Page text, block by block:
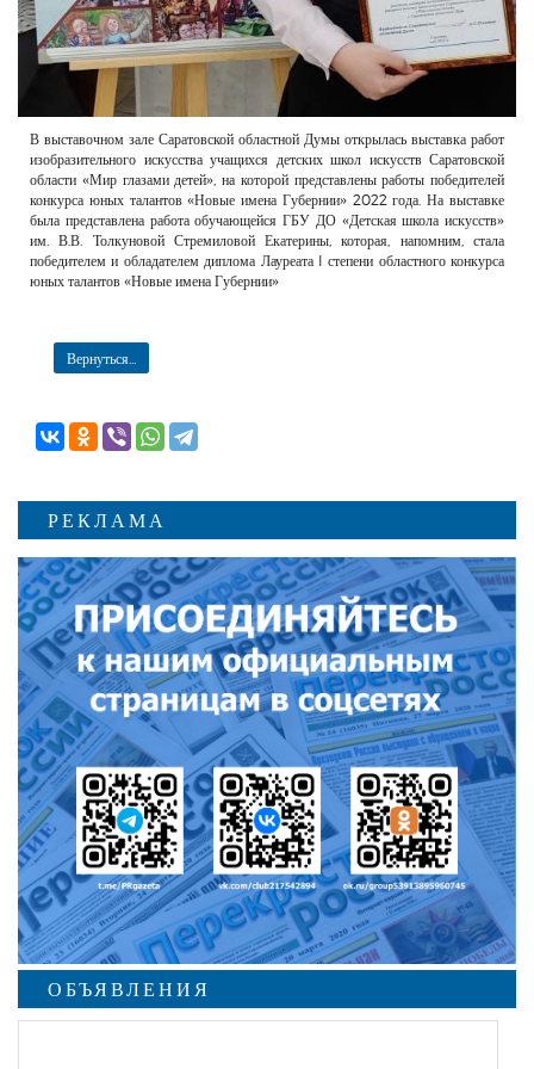
В выставочном зале Саратовской областной Думы открылась выставка работ
изобразительного искусства учащихся детских школ искусств Саратовской
области «Мир глазами детей», на которой представлены работы победителей
конкурса юных талантов «Новые имена Губернии» 2022 года. На выставке
была представлена работа обучающейся ГБУ ДО «Детская школа искусств»
им. В.В. Толкуновой Стремиловой Екатерины, которая, напомним, стала
победителем и обладателем диплома Лауреата I степени областного конкурса
юных талантов «Новые имена Губернии»
Вернуться...
РЕКЛАМА
ОБЪЯВЛЕНИЯ